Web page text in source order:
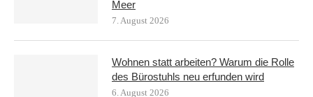
Meer
7. August 2026
Wohnen statt arbeiten? Warum die Rolle
des Bürostuhls neu erfunden wird
6. August 2026